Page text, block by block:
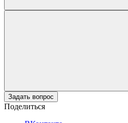
Задать вопрос
Поделиться